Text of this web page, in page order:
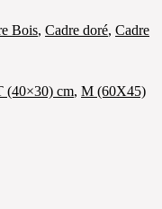
Bois, Cadre doré, Cadre
(40×30) cm, M (60X45)